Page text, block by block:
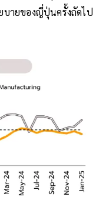
บายของญี่ปุ่นครั้งถัดไป